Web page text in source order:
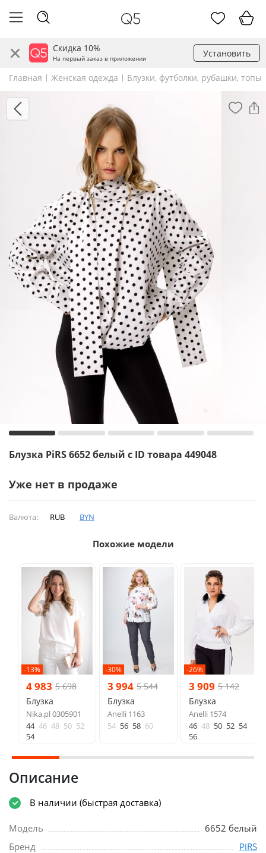
Скидка 10%
На первый заказ в приложении Установить
Главная Женская одежда Блузки, футболки, рубашки, топы
Блузка PiRS 6652 белый с ID товара 449048
Уже нет в продаже
Валюта: RUB BYN
Похожие модели
-13%
4 983 5 698
Блузка
Nika.pl 0305901
44 46 48 50 52
54
-30%
3 994 5 544
Блузка
Anelli 1163
54 56 58 60
-26%
3 909 5 142
Блузка
Anelli 1574
46 48 50 52 54
56
Описание
В наличии (быстрая доставка)
Модель
6652 белый
Бренд
PiRS